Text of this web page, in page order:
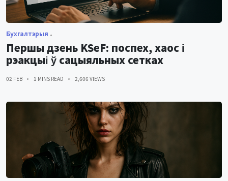
Бухгалтэрыя
Першы дзень KSeF: поспех, хаос і
рэакцыі ў сацыяльных сетках
02 FEB 1 MINS READ 2,606 VIEWS